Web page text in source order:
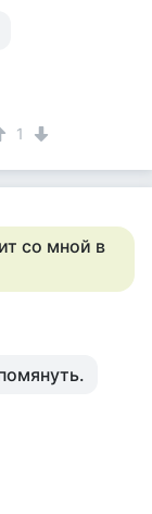
1
со мной в